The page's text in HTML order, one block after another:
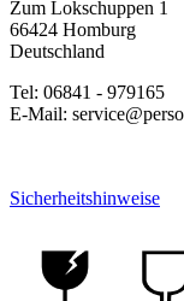
Zum Lokschuppen 1
66424 Homburg
Deutschland
Tel: 06841 - 979165
E-Mail:
Sicherheitshinweise